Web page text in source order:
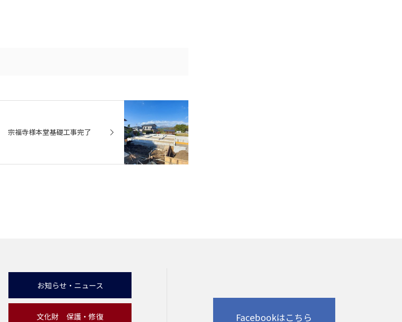
宗福寺様本堂基礎工事完了
お知らせ・ニュース
文化財 保護・修復 Facebookはこちら